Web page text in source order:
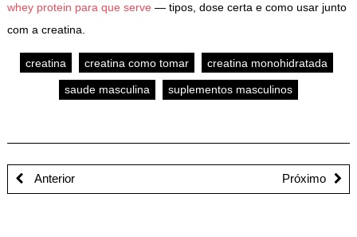
whey protein para que serve — tipos, dose certa e como usar junto
com a creatina.
creatina creatina como tomar creatina monohidratada
saude masculina suplementos masculinos
Anterior Próximo